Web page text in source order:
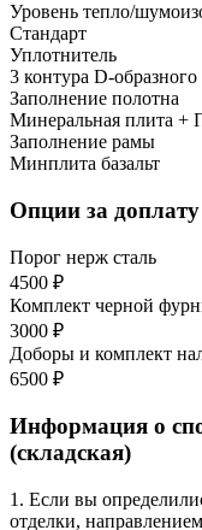
Уровень тепло/
Стандарт
Уплотнитель
3 контура D-
Заполнение полотна
Минеральная плита +
Заполнение рамы
Минплита базальт
Опции за
Порог нерж сталь
4500 ₽
Комплект черной
3000 ₽
Доборы и комплект
6500 ₽
Информация о
(складская)
1. Если вы
отделки,